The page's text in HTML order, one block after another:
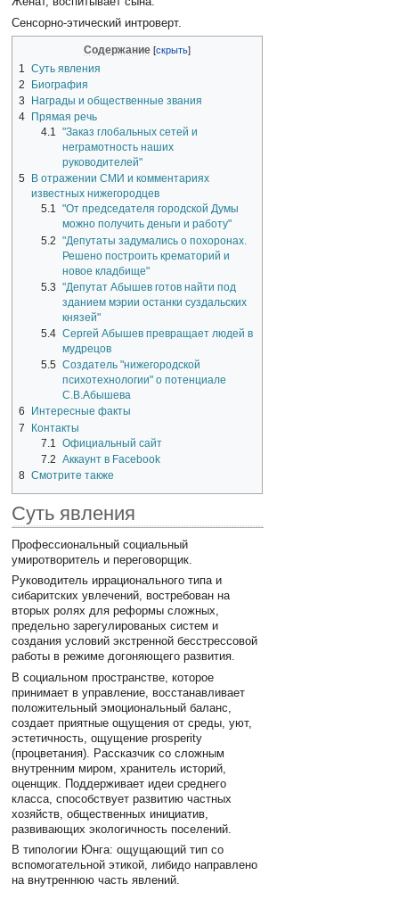
Сенсорно-этический интроверт.
Содержание
1
Суть явления
2
Биография
3
Награды и общественные звания
4
Прямая речь
4.1 "Заказ глобальных сетей и
неграмотность наших
руководителей"
5
В отражении СМИ и комментариях
известных нижегородцев
5.1 "От председателя городской Думы
можно получить деньги и работу"
5.2 "Депутаты задумались о похоронах.
Решено построить крематорий и
новое кладбище"
5.3 "Депутат Абышев готов найти под
зданием мэрии останки суздальских
князей"
5.4 Сергей Абышев превращает людей в
мудрецов
5.5 Создатель "нижегородской
психотехнологии" о потенциале
С.В.Абышева
6
Интересные факты
7
Контакты
7.1
Официальный сайт
7.2 Аккаунт в Facebook
8 Смотрите также
Суть явления
Профессиональный социальный
умиротворитель и переговорщик.
Руководитель иррационального типа и
сибаритских увлечений, востребован на
вторых ролях для реформы сложных,
предельно зарегулированых систем и
создания условий экстренной бесстрессовой
работы в режиме догоняющего развития.
В социальном пространстве, которое
принимает в управление, восстанавливает
положительный эмоциональный баланс,
создает приятные ощущения от среды, уют,
эстетичность, ощущение prosperity
(процветания). Рассказчик со сложным
внутренним миром, хранитель историй,
оценщик. Поддерживает идеи среднего
класса, способствует развитию частных
хозяйств, общественных инициатив,
развивающих экологичность поселений.
В типологии Юнга: ощущающий тип со
вспомогательной этикой, либидо направлено
на внутреннюю часть явлений.